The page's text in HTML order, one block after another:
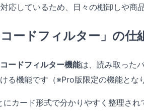
応しているため、日々の棚卸しや商
ードフィルター」の仕
ードフィルター機能は、読み取った
る機能です（※Pro版限定の機能とな
にカード形式で分かりやすく整理さ